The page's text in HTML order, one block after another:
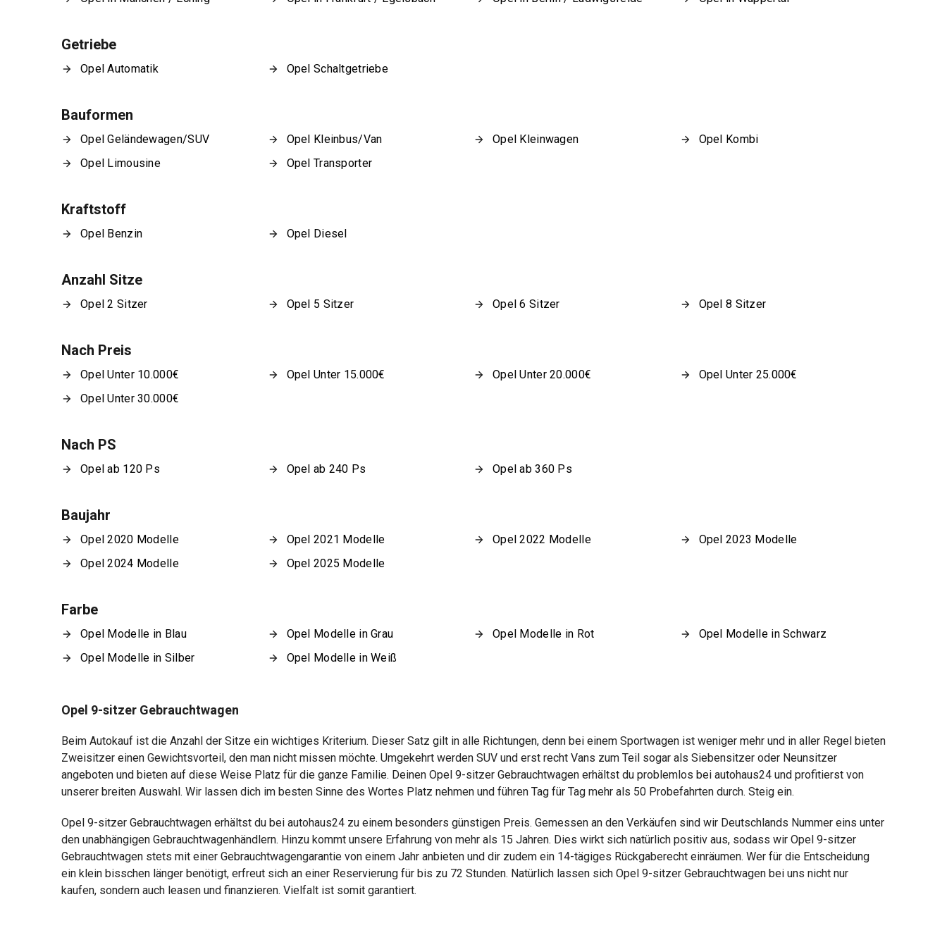
Getriebe
Opel Automatik Opel Schaltgetriebe
Bauformen
Opel Geländewagen/SUV Opel Kleinbus/Van Opel Kleinwagen
Opel Kombi
Opel Limousine
Opel Transporter
Kraftstoff
Opel Benzin Opel Diesel
Anzahl Sitze
Opel 2 Sitzer Opel 5 Sitzer Opel 6 Sitzer Opel 8 Sitzer
Nach Preis
Opel Unter 10.000€ Opel Unter 15.000€ Opel Unter 20.000€
Opel Unter 25.000€
Opel Unter 30.000€
Nach PS
Opel ab 120 Ps Opel ab 240 Ps Opel ab 360 Ps
Baujahr
Opel 2020 Modelle Opel 2021 Modelle Opel 2022 Modelle
Opel 2023 Modelle
Opel 2024 Modelle
Opel 2025 Modelle
Farbe
Opel Modelle in Blau Opel Modelle in Grau Opel Modelle in Rot
Opel Modelle in Schwarz
Opel Modelle in Silber
Opel Modelle in Weiß
Opel 9-sitzer Gebrauchtwagen
Beim Autokauf ist die Anzahl der Sitze ein wichtiges Kriterium. Dieser Satz gilt in alle Richtungen, denn bei einem Sportwagen ist weniger mehr und in aller Regel bieten
Zweisitzer einen Gewichtsvorteil, den man nicht missen möchte. Umgekehrt werden SUV und erst recht Vans zum Teil sogar als Siebensitzer oder Neunsitzer
angeboten und bieten auf diese Weise Platz für die ganze Familie. Deinen Opel 9-sitzer Gebrauchtwagen erhältst du problemlos bei autohaus24 und profitierst von
unserer breiten Auswahl. Wir lassen dich im besten Sinne des Wortes Platz nehmen und führen Tag für Tag mehr als 50 Probefahrten durch. Steig ein.
Opel 9-sitzer Gebrauchtwagen erhältst du bei autohaus24 zu einem besonders günstigen Preis. Gemessen an den Verkäufen sind wir Deutschlands Nummer eins unter
den unabhängigen Gebrauchtwagenhändlern. Hinzu kommt unsere Erfahrung von mehr als 15 Jahren. Dies wirkt sich natürlich positiv aus, sodass wir Opel 9-sitzer
Gebrauchtwagen stets mit einer Gebrauchtwagengarantie von einem Jahr anbieten und dir zudem ein 14-tägiges Rückgaberecht einräumen. Wer für die Entscheidung
ein klein bisschen länger benötigt, erfreut sich an einer Reservierung für bis zu 72 Stunden. Natürlich lassen sich Opel 9-sitzer Gebrauchtwagen bei uns nicht nur
kaufen, sondern auch leasen und finanzieren. Vielfalt ist somit garantiert.